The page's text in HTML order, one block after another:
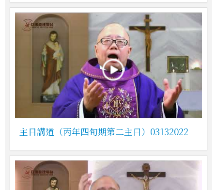
主日講道（丙年四旬期第二主日）03132022